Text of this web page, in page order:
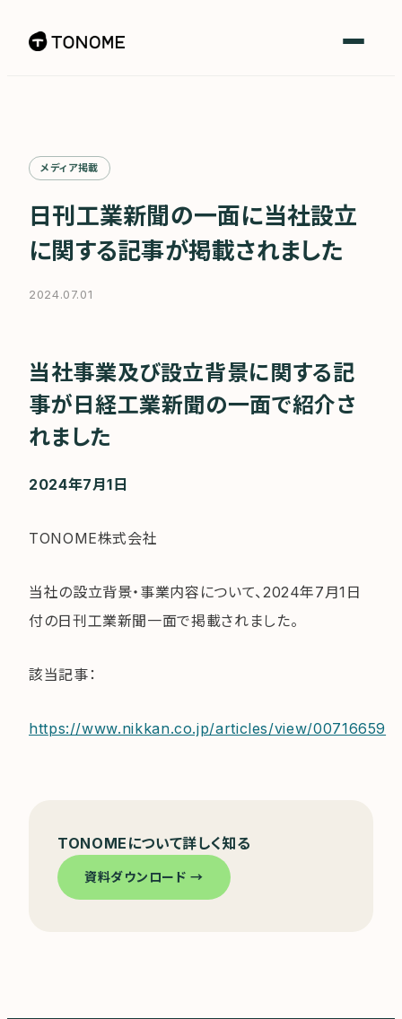
メディア掲載
日刊工業新聞の一面に当社設立
に関する記事が掲載されました
2024.07.01
当社事業及び設立背景に関する記
事が日経工業新聞の一面で紹介さ
れました
2024年7月1日
TONOME株式会社
当社の設立背景・事業内容について、2024年7月1日
付の日刊工業新聞一面で掲載されました。
該当記事：
https://www.nikkan.co.jp/articles/view/00716659
TONOMEについて詳しく知る
資料ダウンロード →